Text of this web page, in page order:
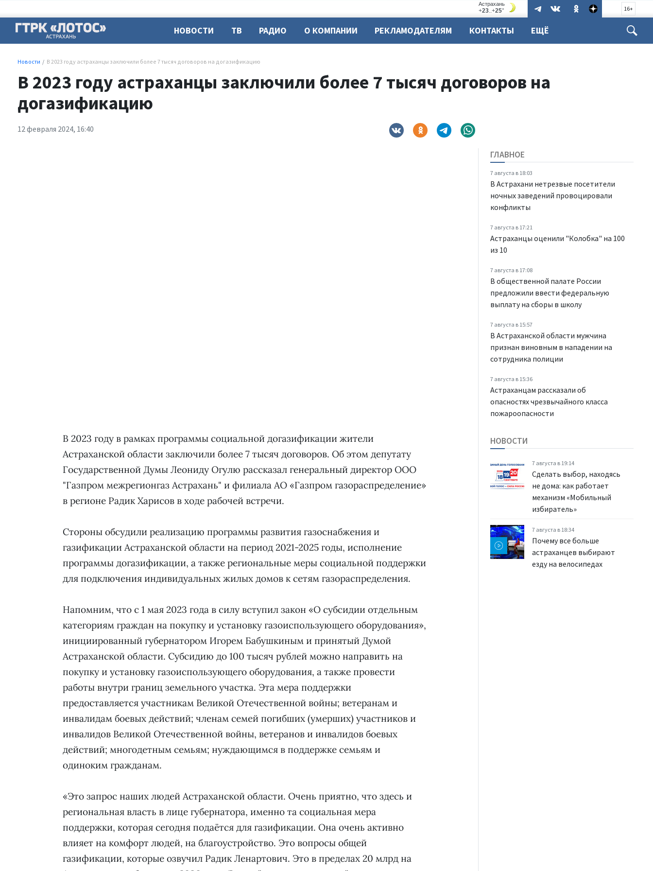
16+
НОВОСТИ ТВ РАДИО О КОМПАНИИ РЕКЛАМОДАТЕЛЯМ КОНТАКТЫ ЕЩЁ
Новости В 2023 году астраханцы заключили более 7 тысяч договоров на догазификацию
В 2023 году астраханцы заключили более 7 тысяч договоров на
догазификацию
12 февраля 2024, 16:40
ГЛАВНОЕ
7 августа в 18:03
В Астрахани нетрезвые посетители
ночных заведений провоцировали
конфликты
7 августа в 17:21
Астраханцы оценили "Колобка" на 100
из 10
7 августа в 17:08
В общественной палате России
предложили ввести федеральную
выплату на сборы в школу
7 августа в 15:57
В Астраханской области мужчина
признан виновным в нападении на
сотрудника полиции
7 августа в 15:36
Астраханцам рассказали об
опасностях чрезвычайного класса
пожароопасности
В 2023 году в рамках программы социальной догазификации жители
Астраханской области заключили более 7 тысяч договоров. Об этом депутату
Государственной Думы Леониду Огулю рассказал генеральный директор ООО
"Газпром межрегионгаз Астрахань" и филиала АО «Газпром газораспределение»
в регионе Радик Харисов в ходе рабочей встречи.
Стороны обсудили реализацию программы развития газоснабжения и
газификации Астраханской области на период 2021-2025 годы, исполнение
программы догазификации, а также региональные меры социальной поддержки
для подключения индивидуальных жилых домов к сетям газораспределения.
Напомним, что с 1 мая 2023 года в силу вступил закон «О субсидии отдельным
категориям граждан на покупку и установку газоиспользующего оборудования»,
инициированный губернатором Игорем Бабушкиным и принятый Думой
Астраханской области. Субсидию до 100 тысяч рублей можно направить на
покупку и установку газоиспользующего оборудования, а также провести
работы внутри границ земельного участка. Эта мера поддержки
предоставляется участникам Великой Отечественной войны; ветеранам и
инвалидам боевых действий; членам семей погибших (умерших) участников и
инвалидов Великой Отечественной войны, ветеранов и инвалидов боевых
действий; многодетным семьям; нуждающимся в поддержке семьям и
одиноким гражданам.
«Это запрос наших людей Астраханской области. Очень приятно, что здесь и
региональная власть в лице губернатора, именно та социальная мера
поддержки, которая сегодня подаётся для газификации. Она очень активно
влияет на комфорт людей, на благоустройство. Это вопросы общей
газификации, которые озвучил Радик Ленартович. Это в пределах 20 млрд на
НОВОСТИ
7 августа в 19:14
Сделать выбор, находясь
не дома: как работает
механизм «Мобильный
избиратель»
7 августа в 18:34
Почему все больше
астраханцев выбирают
езду на велосипедах